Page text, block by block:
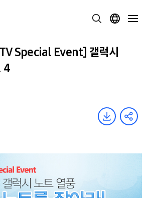
Special Event] 갤럭시
4